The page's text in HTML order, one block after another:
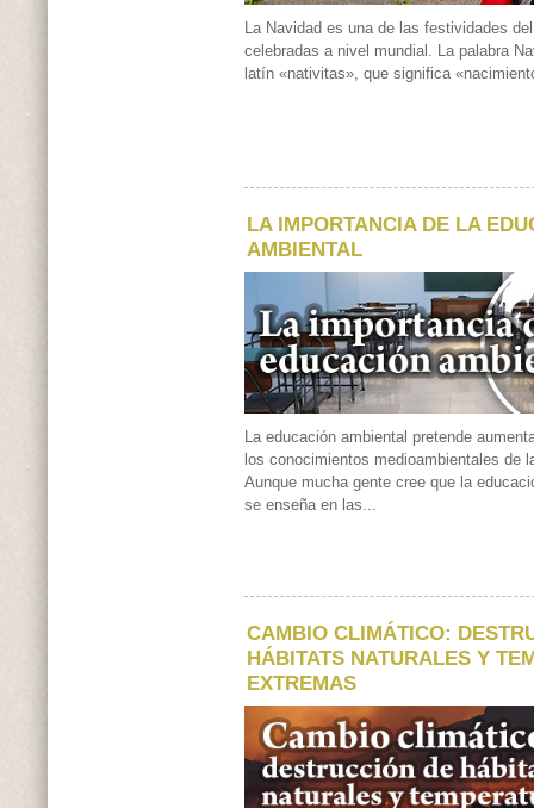
La Navidad es una de las festividades
celebradas a nivel mundial. La palabra
latín «nativitas», que significa
LA IMPORTANCIA DE LA
AMBIENTAL
La educación ambiental pretende
los conocimientos medioambientales de
Aunque mucha gente cree que la
se enseña en las...
CAMBIO CLIMÁTICO:
HÁBITATS NATURALES Y
EXTREMAS